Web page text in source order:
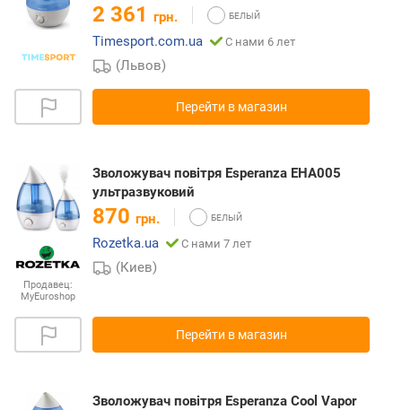
2 361 грн.
Timesport.com.ua
С нами 6 лет
(Львов)
Перейти в магазин
Продавец:
MyEuroshop
Зволожувач повітря Esperanza EHA005
ультразвуковий
870 грн.
Rozetka.ua
С нами 7 лет
(Киев)
Перейти в магазин
Зволожувач повітря Esperanza Cool Vapor